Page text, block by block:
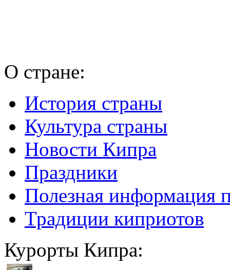
О стране:
История страны
Культура страны
Новости Кипра
Праздники
Полезная информация
Традиции киприотов
Курорты Кипра: